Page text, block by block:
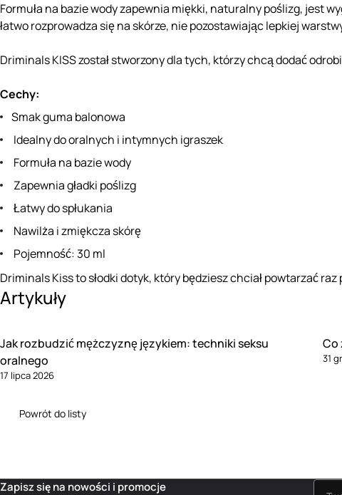
Formuła na bazie wody zapewnia miękki, naturalny poślizg, jest
łatwo rozprowadza się na skórze, nie pozostawiając lepkiej
Driminals KISS został stworzony dla tych, którzy chcą dodać
Cechy:
Smak guma balonowa
Idealny do oralnych i intymnych igraszek
Formuła na bazie wody
Zapewnia gładki poślizg
Łatwy do spłukania
Nawilża i zmiękcza skórę
Pojemność: 30 ml
Driminals Kiss to słodki dotyk, który będziesz chciał powtarzać raz
Artykuły
Jak rozbudzić mężczyznę językiem: techniki seksu
oralnego
17 lipca 2026
Co
31
Powrót do listy
Zapisz się na nowości i promocje